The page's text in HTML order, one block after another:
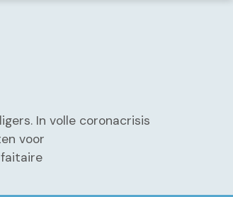
In volle coronacrisis
voor